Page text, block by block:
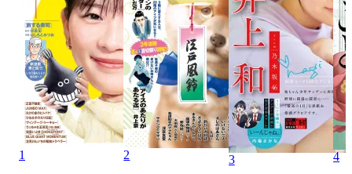
1 2 3 4